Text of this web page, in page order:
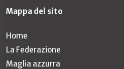
Mappa del sito
Home
La Federazione
Maglia azzurra